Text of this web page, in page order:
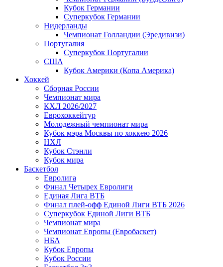
Кубок Германии
Суперкубок Германии
Нидерланды
Чемпионат Голландии (Эредивизи)
Португалия
Суперкубок Португалии
США
Кубок Америки (Копа Америка)
Хоккей
Сборная России
Чемпионат мира
КХЛ 2026/2027
Еврохоккейтур
Молодежный чемпионат мира
Кубок мэра Москвы по хоккею 2026
НХЛ
Кубок Стэнли
Кубок мира
Баскетбол
Евролига
Финал Четырех Евролиги
Единая Лига ВТБ
Финал плей-офф Единой Лиги ВТБ 2026
Суперкубок Единой Лиги ВТБ
Чемпионат мира
Чемпионат Европы (Евробаскет)
НБА
Кубок Европы
Кубок России